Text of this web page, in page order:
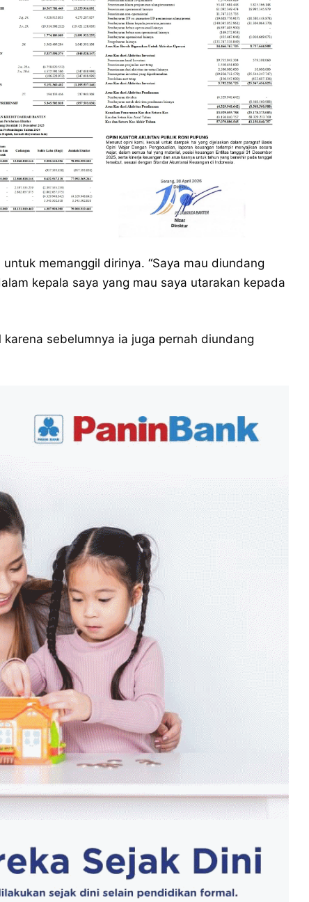
memanggil dirinya. “Saya mau diundang
kepala saya yang mau saya utarakan kepada
sebelumnya ia juga pernah diundang